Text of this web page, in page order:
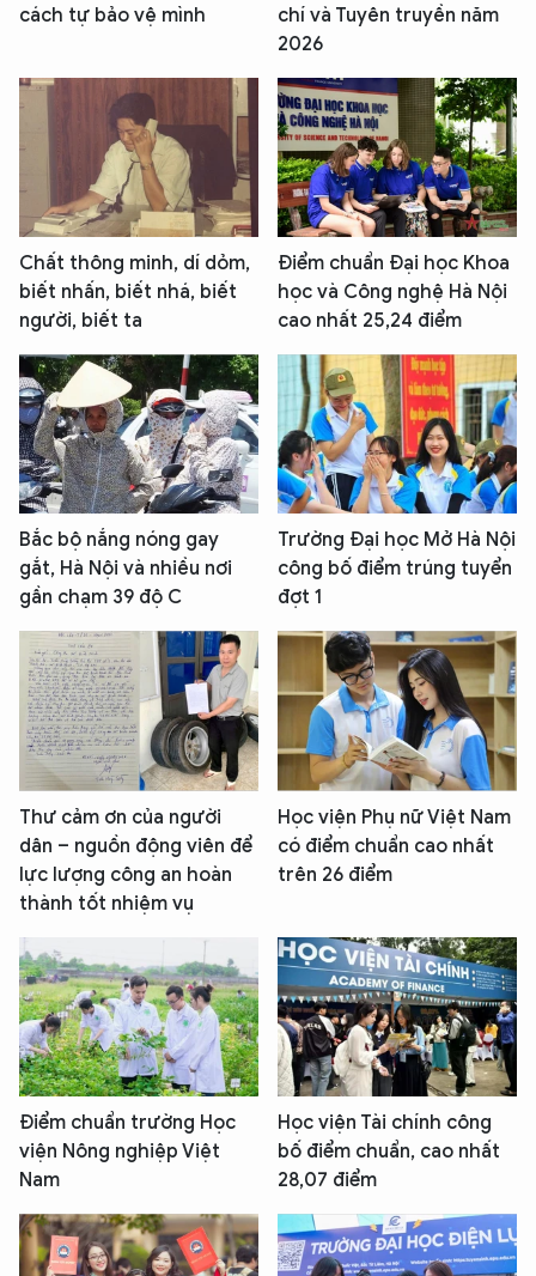
cách tự bảo vệ mình
chí và Tuyên truyền năm
2026
Chất thông minh, dí dỏm,
biết nhấn, biết nhá, biết
người, biết ta
Điểm chuẩn Đại học Khoa
học và Công nghệ Hà Nội
cao nhất 25,24 điểm
Bắc bộ nắng nóng gay
gắt, Hà Nội và nhiều nơi
gần chạm 39 độ C
Trường Đại học Mở Hà Nội
công bố điểm trúng tuyển
đợt 1
Thư cảm ơn của người
dân – nguồn động viên để
lực lượng công an hoàn
thành tốt nhiệm vụ
Học viện Phụ nữ Việt Nam
có điểm chuẩn cao nhất
trên 26 điểm
Điểm chuẩn trường Học
viện Nông nghiệp Việt
Nam
Học viện Tài chính công
bố điểm chuẩn, cao nhất
28,07 điểm